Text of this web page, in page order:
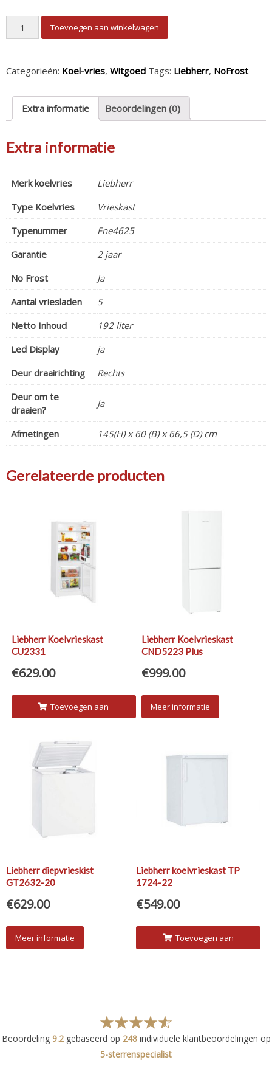
Liebherr Fne4625 Vrieskast aantal
Toevoegen aan winkelwagen
Categorieën: Koel-vries, Witgoed Tags: Liebherr, NoFrost
Extra informatie Beoordelingen (0)
Extra informatie
Merk koelvries
Liebherr
Type Koelvries
Vrieskast
Typenummer
Fne4625
Garantie
2 jaar
No Frost
Ja
Aantal vriesladen
5
Netto Inhoud
192 liter
Led Display
ja
Deur draairichting
Rechts
Deur om te
draaien?
Ja
Afmetingen 145(H) x 60 (B) x 66,5 (D) cm
Gerelateerde producten
Liebherr Koelvrieskast
CU2331
€629.00
Toevoegen aan
Liebherr Koelvrieskast
CND5223 Plus
€999.00
Meer informatie
Liebherr diepvrieskist
GT2632-20
€629.00
Meer informatie
Liebherr koelvrieskast TP
1724-22
€549.00
Toevoegen aan
Beoordeling 9.2gebaseerd op 248individuele klantbeoordelingen op
5-sterrenspecialist